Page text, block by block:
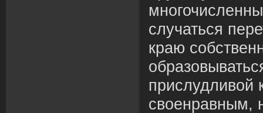
случаться
краю
прислудливой
своенравным,